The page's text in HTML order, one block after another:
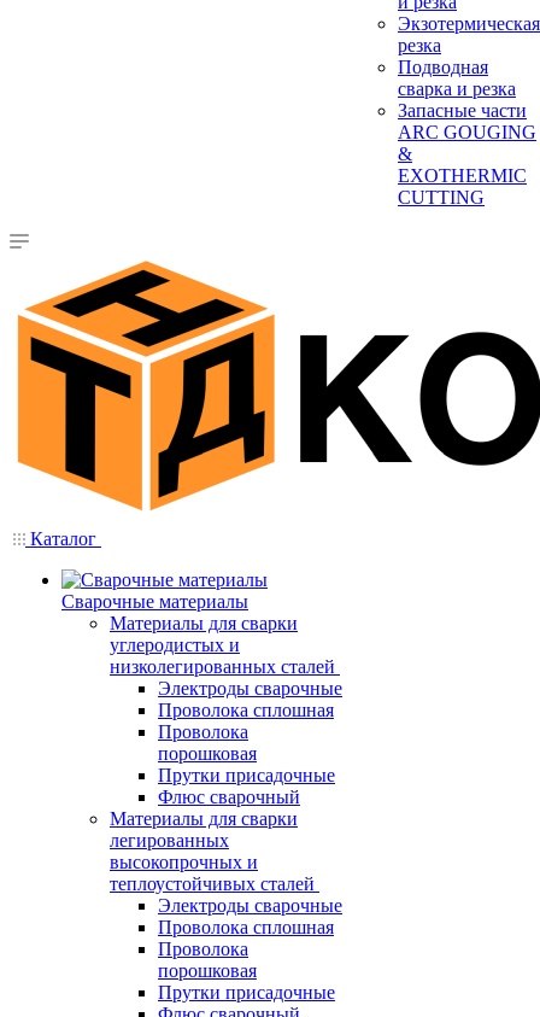
Экзотермическая
резка
Подводная
сварка и резка
Запасные части
ARC GOUGING
&
EXOTHERMIC
CUTTING
Каталог
Сварочные материалы
Материалы для сварки
углеродистых и
низколегированных сталей
Электроды сварочные
Проволока сплошная
Проволока
порошковая
Прутки присадочные
Флюс сварочный
Материалы для сварки
легированных
высокопрочных и
теплоустойчивых сталей
Электроды сварочные
Проволока сплошная
Проволока
порошковая
Прутки присадочные